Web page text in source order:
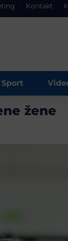
Kontakt
Sport
žene